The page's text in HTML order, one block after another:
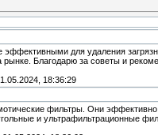
эффективными для удаления
Благодарю за советы и
18:36:29
фильтры. Они
и ультрафильтрационные